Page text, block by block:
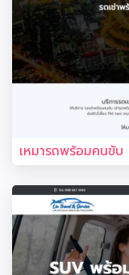
เหมารถพร้อมคนขับ